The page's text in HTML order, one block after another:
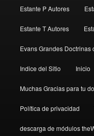
Estante P Autores
Estante T Autores
Evans Grandes
Indice del Sitio Inicio
Muchas Gracias para tu
Política de privacidad
descarga de módulos